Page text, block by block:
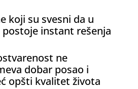
koji su svesni da u
instant rešenja
ne
dobar posao i
opšti kvalitet života